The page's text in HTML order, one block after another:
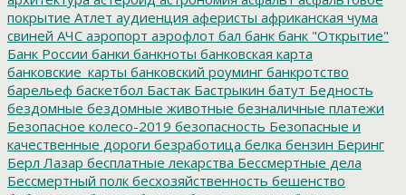
покрытие Атлет аудиенция аферисты африканская чума
свиней АЧС аэропорт аэрофлот бал банк банк "Открытие"
Банк России банки банкноты банковская карта
банковские_карты банковский роуминг банкротство
барельеф баскетбол Бастак Бастрыкин батут Бедность
бездомные бездомные животные безналичные платежи
Безопасное колесо-2019 безопасность Безопасные и
качественные дороги безработица белка бензин Беринг
Берл Лазар бесплатные лекарства Бессмертные дела
Бессмертный полк бесхозяйственность бешенство